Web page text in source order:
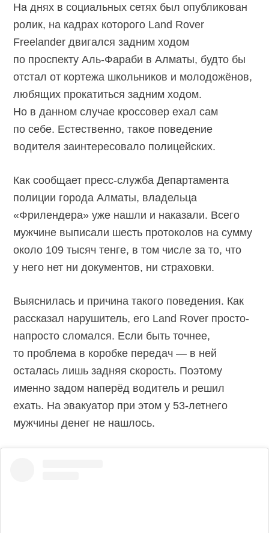
На днях в социальных сетях был опубликован
ролик, на кадрах которого Land Rover
Freelander двигался задним ходом
по проспекту Аль-Фараби в Алматы, будто бы
отстал от кортежа школьников и молодожёнов,
любящих прокатиться задним ходом.
Но в данном случае кроссовер ехал сам
по себе. Естественно, такое поведение
водителя заинтересовало полицейских.
Как сообщает пресс-служба Департамента
полиции города Алматы, владельца
«Фрилендера» уже нашли и наказали. Всего
мужчине выписали шесть протоколов на сумму
около 109 тысяч тенге, в том числе за то, что
у него нет ни документов, ни страховки.
Выяснилась и причина такого поведения. Как
рассказал нарушитель, его Land Rover просто-
напросто сломался. Если быть точнее,
то проблема в коробке передач — в ней
осталась лишь задняя скорость. Поэтому
именно задом наперёд водитель и решил
ехать. На эвакуатор при этом у 53-летнего
мужчины денег не нашлось.